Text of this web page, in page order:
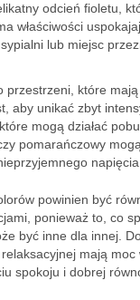
odcień fioletu,
właściwości
lub miejsc
przestrzeni, które
aby unikać zbyt
mogą działać
pomarańczowy
napięcia.
powinien być
ponieważ to, co
być inne dla innej.
mają moc
spokoju i dobrej